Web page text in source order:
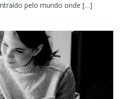
pelo mundo onde […]